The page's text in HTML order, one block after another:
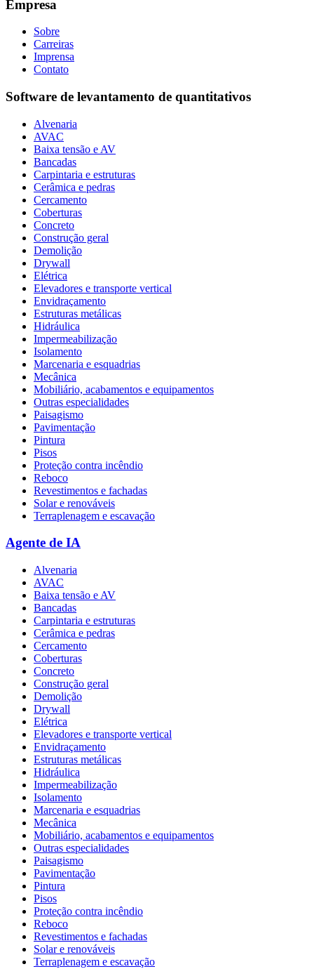
Empresa
Sobre
Carreiras
Imprensa
Contato
Software de levantamento de quantitativos
Alvenaria
AVAC
Baixa tensão e AV
Bancadas
Carpintaria e estruturas
Cerâmica e pedras
Cercamento
Coberturas
Concreto
Construção geral
Demolição
Drywall
Elétrica
Elevadores e transporte vertical
Envidraçamento
Estruturas metálicas
Hidráulica
Impermeabilização
Isolamento
Marcenaria e esquadrias
Mecânica
Mobiliário, acabamentos e equipamentos
Outras especialidades
Paisagismo
Pavimentação
Pintura
Pisos
Proteção contra incêndio
Reboco
Revestimentos e fachadas
Solar e renováveis
Terraplenagem e escavação
Agente de IA
Alvenaria
AVAC
Baixa tensão e AV
Bancadas
Carpintaria e estruturas
Cerâmica e pedras
Cercamento
Coberturas
Concreto
Construção geral
Demolição
Drywall
Elétrica
Elevadores e transporte vertical
Envidraçamento
Estruturas metálicas
Hidráulica
Impermeabilização
Isolamento
Marcenaria e esquadrias
Mecânica
Mobiliário, acabamentos e equipamentos
Outras especialidades
Paisagismo
Pavimentação
Pintura
Pisos
Proteção contra incêndio
Reboco
Revestimentos e fachadas
Solar e renováveis
Terraplenagem e escavação